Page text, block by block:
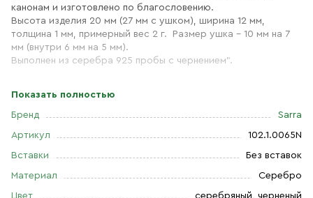
канонам и изготовлено по благословению.
Высота изделия 20 мм (27 мм с ушком), ширина 12 мм,
толщина 1 мм, примерный вес 2 г. Размер ушка - 10 мм на 7
мм (внутри 6 мм на 5 мм).
Выполнен из серебра 925 пробы с чернением".
Показать полностью
Бренд Sarra
Артикул 102.1.0065N
Вставки Без вставок
Материал Серебро
Цвет серебряный, черненый